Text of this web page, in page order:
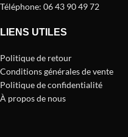
Téléphone: 06 43 90 49 72
LIENS UTILES
Politique de retour
Conditions générales de vente
Politique de confidentialité
À propos de nous